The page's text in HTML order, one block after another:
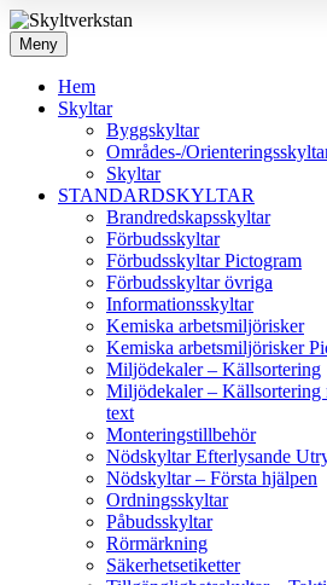
Meny
Hem
Skyltar
Byggskyltar
Områdes-/
Skyltar
STANDARDSKYLTAR
Brandredskapsskyltar
Förbudsskyltar
Förbudsskyltar Pictogram
Förbudsskyltar övriga
Informationsskyltar
Kemiska arbetsmiljörisker
Kemiska arbetsmiljörisker
Miljödekaler – Källsortering
Miljödekaler – Källsortering
text
Monteringstillbehör
Nödskyltar Efterlysande
Nödskyltar – Första hjälpen
Ordningsskyltar
Påbudsskyltar
Rörmärkning
Säkerhetsetiketter